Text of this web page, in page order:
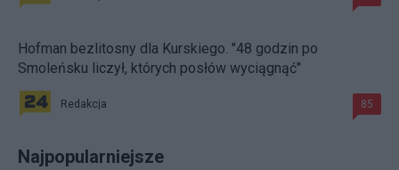
Hofman bezlitosny dla Kurskiego. "48 godzin po
Smoleńsku liczył, których posłów wyciągnąć"
Redakcja 85
Najpopularniejsze